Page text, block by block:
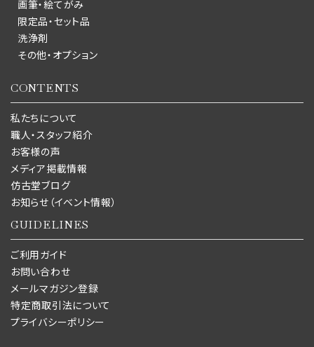
画筆・絵てがみ
限定品・セット品
洗浄剤
その他・オプション
CONTENTS
私たちについて
職人・スタッフ紹介
お客様の声
メディア掲載情報
仿古堂ブログ
お知らせ（イベント情報）
GUIDELINES
ご利用ガイド
お問い合わせ
メールマガジン登録
特定商取引法について
プライバシーポリシー